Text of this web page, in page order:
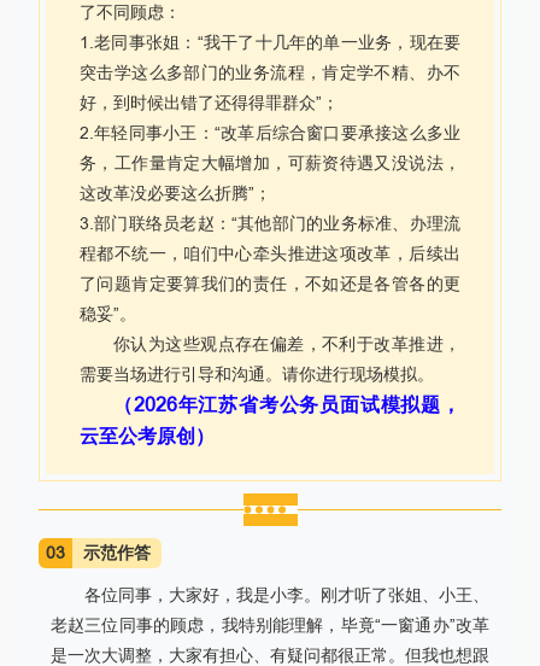
了不同顾虑：
1.老同事张姐：“我干了十几年的单一业务，现在要
突击学这么多部门的业务流程，肯定学不精、办不
好，到时候出错了还得得罪群众”；
2.年轻同事小王：“改革后综合窗口要承接这么多业
务，工作量肯定大幅增加，可薪资待遇又没说法，
这改革没必要这么折腾”；
3.部门联络员老赵：“其他部门的业务标准、办理流
程都不统一，咱们中心牵头推进这项改革，后续出
了问题肯定要算我们的责任，不如还是各管各的更
稳妥”。
你认为这些观点存在偏差，不利于改革推进，
需要当场进行引导和沟通。请你进行现场模拟。
（2026年江苏省考公务员面试模拟题，
云至公考原创）
03 示范作答
各位同事，大家好，我是小李。刚才听了张姐、小王、
老赵三位同事的顾虑，我特别能理解，毕竟“一窗通办”改革
是一次大调整，大家有担心、有疑问都很正常。但我也想跟